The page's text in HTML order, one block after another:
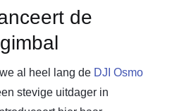
de
al heel lang de DJI Osmo
stevige uitdager in